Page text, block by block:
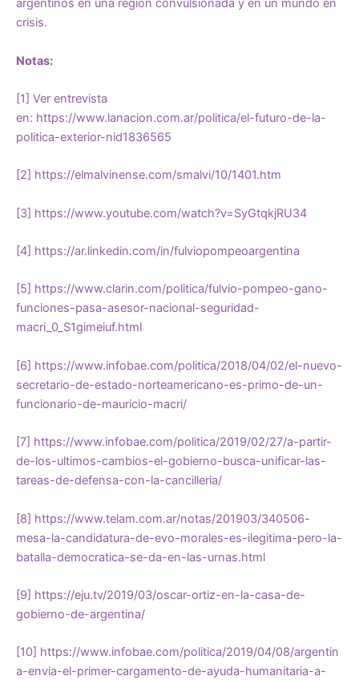
argentinos en una región convulsionada y en un mundo en
crisis.
Notas:
[1] Ver entrevista
en: https://www.lanacion.com.ar/politica/el-futuro-de-la-
politica-exterior-nid1836565
[2] https://elmalvinense.com/smalvi/10/1401.htm
[3] https://www.youtube.com/watch?v=SyGtqkjRU34
[4] https://ar.linkedin.com/in/fulviopompeoargentina
[5] https://www.clarin.com/politica/fulvio-pompeo-gano-
funciones-pasa-asesor-nacional-seguridad-
macri_0_S1gimeiuf.html
[6] https://www.infobae.com/politica/2018/04/02/el-nuevo-
secretario-de-estado-norteamericano-es-primo-de-un-
funcionario-de-mauricio-macri/
[7] https://www.infobae.com/politica/2019/02/27/a-partir-
de-los-ultimos-cambios-el-gobierno-busca-unificar-las-
tareas-de-defensa-con-la-cancilleria/
[8] https://www.telam.com.ar/notas/201903/340506-
mesa-la-candidatura-de-evo-morales-es-ilegitima-pero-la-
batalla-democratica-se-da-en-las-urnas.html
[9] https://eju.tv/2019/03/oscar-ortiz-en-la-casa-de-
gobierno-de-argentina/
[10] https://www.infobae.com/politica/2019/04/08/argentin
a-envia-el-primer-cargamento-de-ayuda-humanitaria-a-